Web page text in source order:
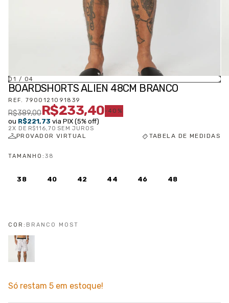
01 / 04
BOARDSHORTS ALIEN 48CM BRANCO
REF. 7900121091839
R$389,00R$233,40-40 %
ou R$221,73 via PIX (5% off)
2X DE R$116,70 SEM JUROS
PROVADOR VIRTUAL TABELA DE MEDIDAS
TAMANHO: 38
38 40 42 44 46 48
COR: BRANCO MOST
Só restam 5 em estoque!